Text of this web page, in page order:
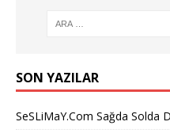
SON YAZILAR
SeSLiMaY.Com Sağda Solda